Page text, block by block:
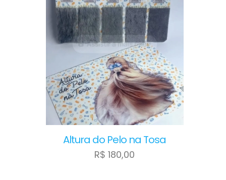
Altura do Pelo na Tosa
R$ 180,00